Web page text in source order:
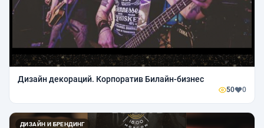
Дизайн декораций. Корпоратив Билайн-бизнес
50 0
ДИЗАЙН И БРЕНДИНГ